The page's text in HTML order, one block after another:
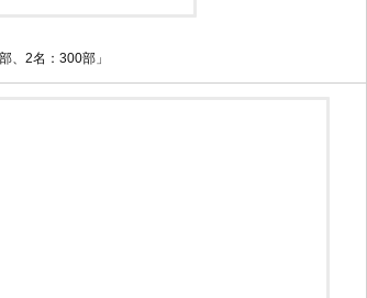
、2名：300部」